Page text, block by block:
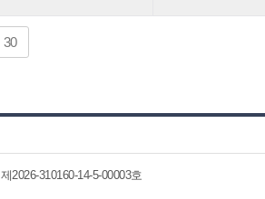
30
2026-310160-14-5-00003호